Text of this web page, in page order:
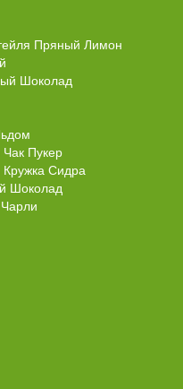
Пряный Лимон
Шоколад
Чак Пукер
Кружка Сидра
Шоколад